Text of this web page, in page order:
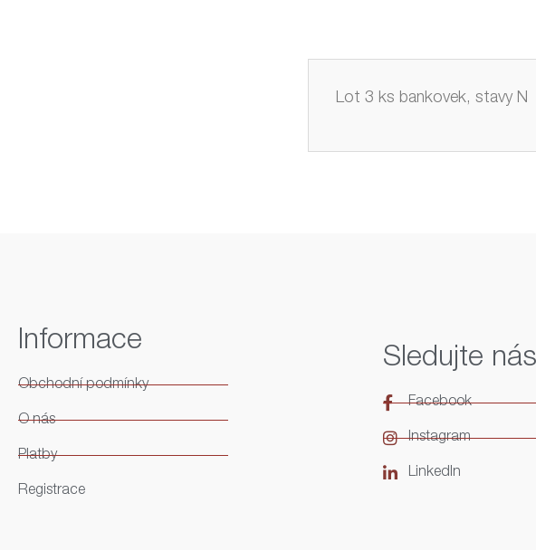
Lot 3 ks bankovek, stavy N
Informace
Obchodní podmínky
O nás
Platby
Registrace
Sledujte nás
Facebook
Instagram
LinkedIn